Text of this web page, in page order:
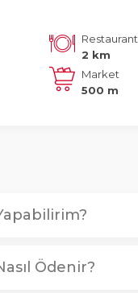
Restaurant
2 km
Market
500 m
Ödenir?